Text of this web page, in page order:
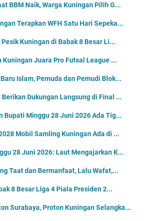
BBM Naik, Warga Kuningan Pilih G...
Terapkan WFH Satu Hari Sepeka...
Kuningan di Babak 8 Besar Li...
Kuningan Juara Pro Futsal League ...
Islam, Pemuda dan Pemudi Blok...
Dukungan Langsung di Final ...
Bupati Minggu 28 Juni 2026 Ada Tig...
Mobil Samling Kuningan Ada di ...
28 Juni 2026: Laut Mengajarkan K...
Taat dan Bermanfaat, Lalu Wafat,...
8 Besar Liga 4 Piala Presiden 2...
Surabaya, Proton Kuningan Selangka...